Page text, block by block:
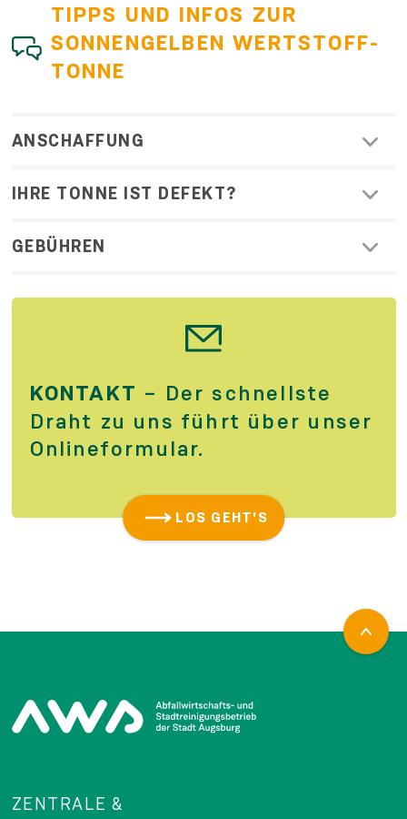
TIPPS UND INFOS ZUR
SONNEN­GELBEN WERTSTOFF­
TONNE
ANSCHAFFUNG
IHRE TONNE IST DEFEKT?
GEBÜHREN
KONTAKT – Der schnellste
Draht zu uns führt über unser
Online­formular.
LOS GEHT'S
ZENTRALE &